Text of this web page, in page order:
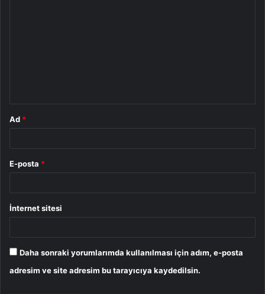
Ad *
E-posta *
İnternet sitesi
Daha sonraki yorumlarımda kullanılması için adım, e-posta
adresim ve site adresim bu tarayıcıya kaydedilsin.